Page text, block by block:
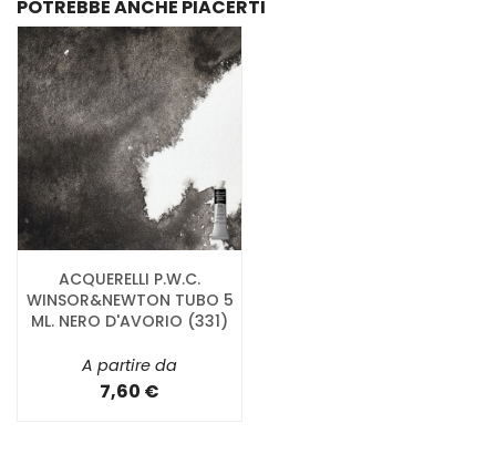
POTREBBE ANCHE PIACERTI
ACQUERELLI P.W.C.
WINSOR&NEWTON TUBO 5
ML. NERO D'AVORIO (331)
A partire da
7,60 €